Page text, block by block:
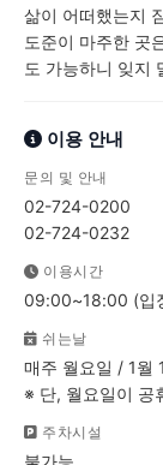
삶이 어떠했는지
도준이 마주한 곳
도 가능하니 잊지
이용 안내
문의 및 안내
02-724-0200
02-724-0232
이용시간
09:00~18:00 (입
쉬는날
매주 월요일 / 1월
※ 단, 월요일이 공
주차시설
불가능